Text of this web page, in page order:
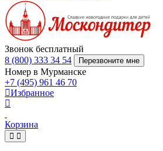
Звонок бесплатный
8 (800) 333 34 54
Перезвоните мне
Номер в Мурманске
+7 (495) 961 46 70
Избранное
Корзина